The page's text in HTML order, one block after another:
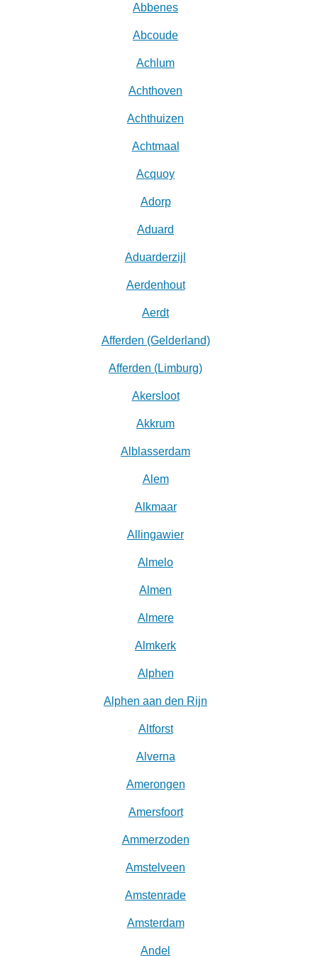
Abbenes
Abcoude
Achlum
Achthoven
Achthuizen
Achtmaal
Acquoy
Adorp
Aduard
Aduarderzijl
Aerdenhout
Aerdt
Afferden (Gelderland)
Afferden (Limburg)
Akersloot
Akkrum
Alblasserdam
Alem
Alkmaar
Allingawier
Almelo
Almen
Almere
Almkerk
Alphen
Alphen aan den Rijn
Altforst
Alverna
Amerongen
Amersfoort
Ammerzoden
Amstelveen
Amstenrade
Amsterdam
Andel